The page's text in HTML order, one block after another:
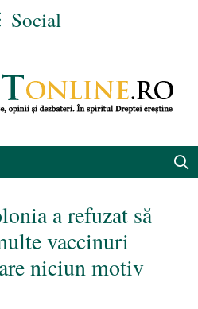
Social
a refuzat să
vaccinuri
niciun motiv